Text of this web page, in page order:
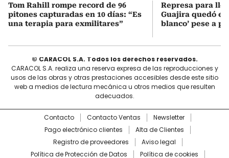
Tom Rahill rompe record de 96
pitones capturadas en 10 días: “Es
una terapia para exmilitares”
Represa para
Guajira quedó en
blanco’ pese a
© CARACOL S.A. Todos los derechos reservados.
CARACOL S.A. realiza una reserva expresa de las reproducciones y
usos de las obras y otras prestaciones accesibles desde este sitio
web a medios de lectura mecánica u otros medios que resulten
adecuados.
Contacto Contacto Ventas
Newsletter
Pago electrónico clientes
Alta de Clientes
Registro de proveedores
Aviso legal
Política de Protección de Datos
Política de cookies